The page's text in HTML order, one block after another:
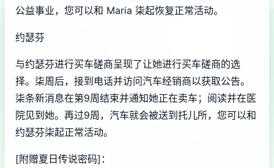
公益事业，您可以和 Maria 柒起恢复正常活动。
约瑟芬
与约瑟芬进行买车磋商呈现了让她进行买车磋商的选
择。柒周后，接到电话并访问汽车经销商以获取公告。
柒条新消息在第9周结束并通知她正在卖车；阅读并在医
院见到她。再过9周，汽车就会被送到托儿所，您可以和
约瑟芬柒起正常活动。
[附赠夏日传说密码]：